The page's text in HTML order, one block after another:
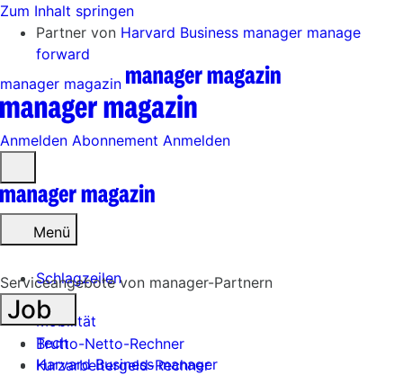
Zum Inhalt springen
Partner von Harvard Business manager manage
forward
manager magazin
Anmelden Abonnement Anmelden
öffnen
Menü
Schlagzeilen
Mobilität
Tech
Harvard Business manager
Serviceangebote von manager-Partnern
Job
Brutto-Netto-Rechner
Kurzarbeitergeld-Rechner